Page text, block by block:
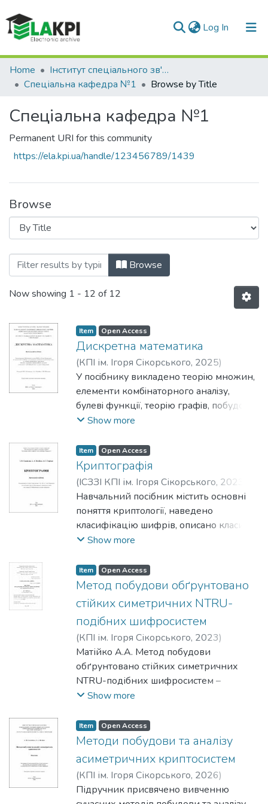
Log In (current)
Communities & Collections
All of DSpace
Home
Інститут спеціального зв'язку та захисту інформації (ІСЗЗІ)
Спеціальна кафедра №1
Browse by Title
Спеціальна кафедра №1
Permanent URI for this community
https://ela.kpi.ua/handle/123456789/1439
Browse
Browsing Спеціальна кафедра №1 by
Browse
Now showing 1 - 12 of 12
Item Open Access
Дискретна математика
(КПІ ім. Ігоря Сікорського, 2025)
Кучинська, Наталія;Матійко,
Александра;Шолохов, Сергій
У посiбнику викладено теорiю множин,
елементи комбiнаторного аналiзу,
булевi функцiї, теорiю графiв, побудову
та функцiонування скiнченних
Наведений теоретичний матерiал
проiлюстровано рiзноманiтними
прикладами, мiстить вправи для
перевiрки рiвня засвоєння матерiалу
здобувачами. Посiбник призначений
для здобувачiв освiтнього ступеня
бакалавра за спецiальнiстю 125
Show more
Item Open Access
Криптографія
(ІСЗЗІ КПІ ім. Ігоря Сікорського, 2023
Самойлов, Ігор;Матійко, Александра
Сторчак, Антон
Навчальний посібник містить основні
поняття криптології, наведено
класифікацію шифрів, описано класичні
криптосистеми та методи їх
алгоритми симетричної та асиметричної
криптографії, приділено увагу
національним стандартам
криптографічного захисту інформації.
Посібник призначений для підготовки
здобувачів першого (бакалаврського)
рівня вищої освіти спеціальності 125
Кібербезпека та захист інформації.
Show more
Item Open Access
Метод побудови обґрунтовано
стійких симетричних NTRU-
подібних шифросистем
(КПІ ім. Ігоря Сікорського, 2023)
Матійко, Александра Андріївна
Олексійчук, Антон Миколайович
Матійко А.А. Метод побудови
обґрунтовано стійких симетричних
NTRU-подібних шифросистем –
Кваліфікаційна наукова праця на
рукопису.
Дисертація на здобуття наукового
знань 12 Інформаційні технології за
спеціальністю 125 Кібербезпека. –
Національний технічний університет
Show more
Item Open Access
Методи побудови та аналізу
асиметричних криптосистем
(КПІ ім. Ігоря Сікорського, 2026)
Олексійчук, Антон Миколайович;
Підручник присвячено вивченню